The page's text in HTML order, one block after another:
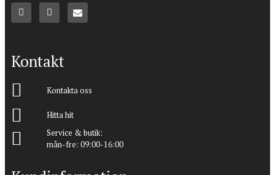
Kontakt
Kontakta oss
Hitta hit
Service & butik:
mån-fre: 09:00-16:00